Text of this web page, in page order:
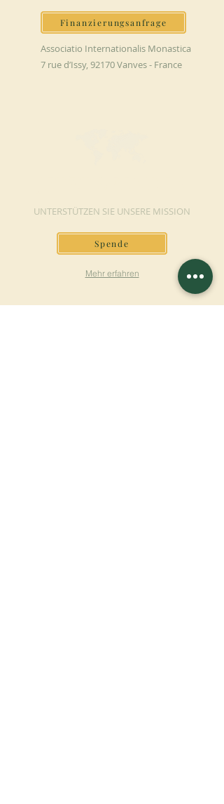
Finanzierungsanfrage
Associatio Internationalis Monastica
7 rue d’Issy, 92170 Vanves - France
UNTERSTÜTZEN SIE UNSERE MISSION
Spende
Mehr erfahren